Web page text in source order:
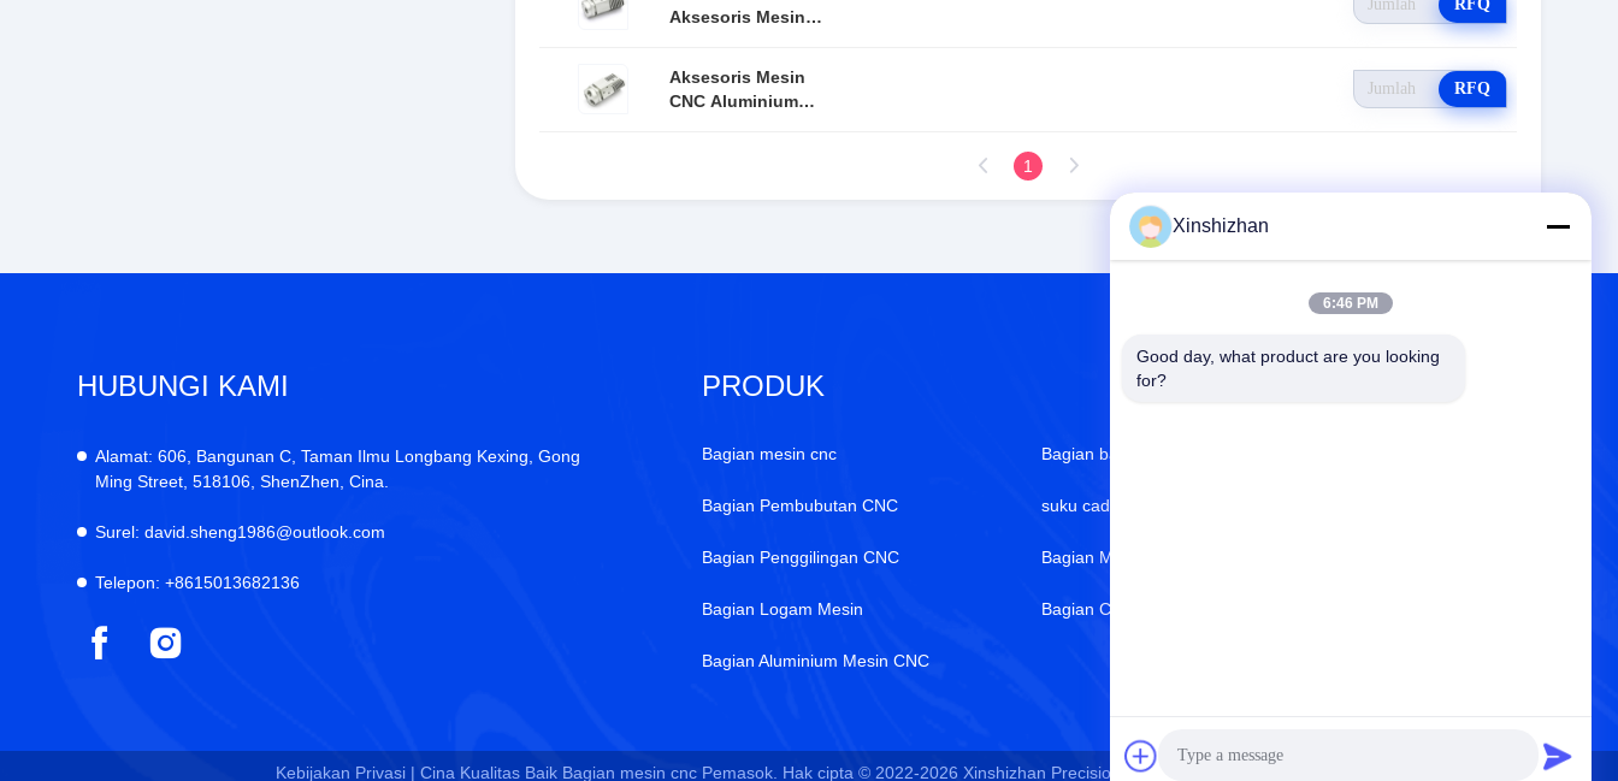
Qty
Aksesoris Mesin
Spare Parts
RFQ
Aksesoris Mesin
CNC Aluminium
RFQ
1
HUBUNGI KAMI
Alamat: 606, Bangunan C, Taman Ilmu Longbang Kexing, Gong
Ming Street, 518106, ShenZhen, Cina.
Surel: david.sheng1986@outlook.com
Telepon: +8615013682136
PRODUK
Bagian mesin cnc
Bagian Pembubutan CNC
Bagian Penggilingan CNC
Bagian Logam Mesin
Bagian Aluminium Mesin CNC
Bagian balik bubut cnc
suku cadang cnc
Bagian Mekanik CNC
Bagian CNC RC
Kebijakan Privasi | Cina Kualitas Baik Bagian mesin cnc Pemasok. Hak cipta © 2022-2026 Xinshizhan Precision Co., Ltd. . Seluruh hak cipta.
Xinshizhan
6:46 PM
Good day, what product are you looking
for?